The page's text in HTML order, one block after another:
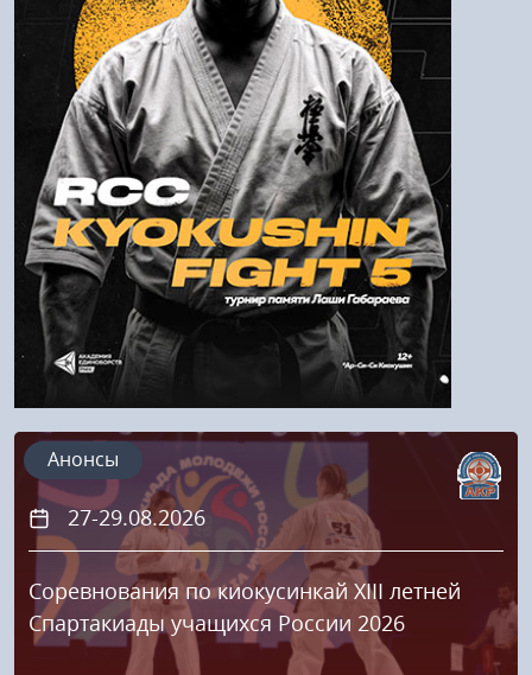
Войти
Напомнить пароль
Регистрация
27-29.08.2026
Соревнования по киокусинкай XIII летней
Спартакиады учащихся России 2026
Анонсы